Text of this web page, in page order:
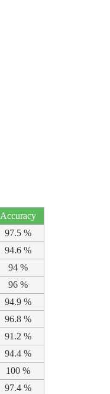
Accuracy
97.5 %
94.6 %
94 %
96 %
94.9 %
96.8 %
91.2 %
94.4 %
100 %
97.4 %